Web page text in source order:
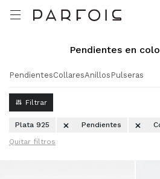

Pendientes en
PendientesCollaresAnillos Pulseras
Plata 925 Pendientes
Quitar filtros